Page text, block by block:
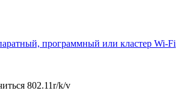
программный или кластер Wi-Fi
802.11r/k/v